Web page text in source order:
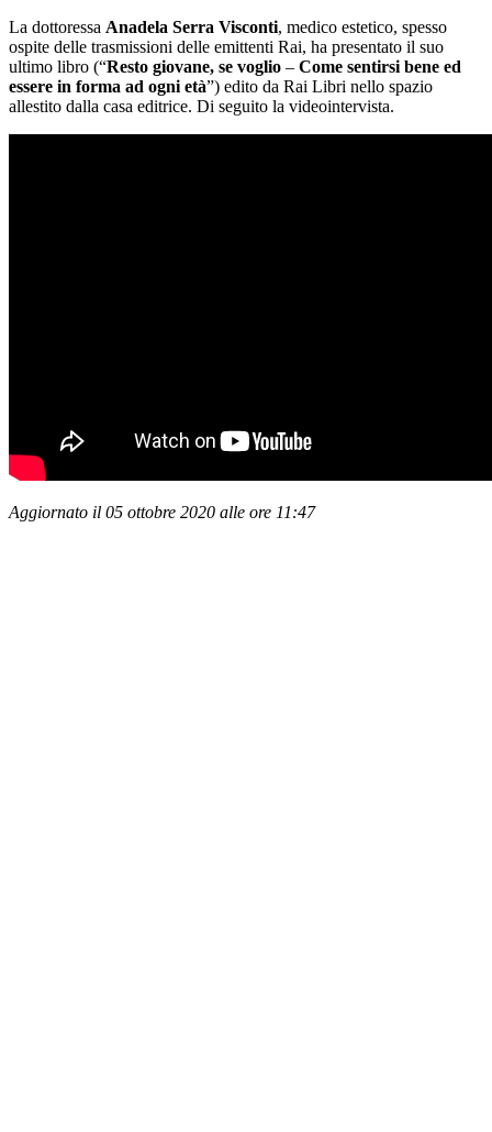
La dottoressa Anadela Serra Visconti, medico estetico, spesso
ospite delle trasmissioni delle emittenti Rai, ha presentato il suo
ultimo libro (“Resto giovane, se voglio – Come sentirsi bene ed
essere in forma ad ogni età”) edito da Rai Libri nello spazio
allestito dalla casa editrice. Di seguito la videointervista.
Aggiornato il 05 ottobre 2020 alle ore 11:47